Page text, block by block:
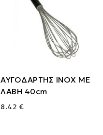
ΑΥΓΟΔΑΡΤΗΣ ΙΝΟΧ ΜΕ
ΛΑΒΗ 40cm
8.42 €